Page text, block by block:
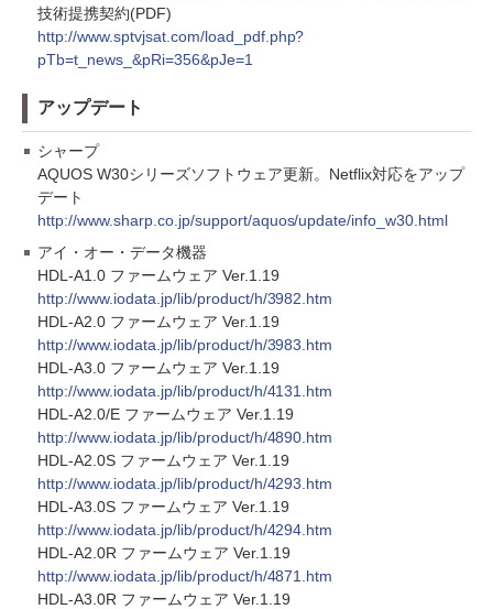
技術提携契約(PDF)
http://www.sptvjsat.com/load_pdf.php?
pTb=t_news_&pRi=356&pJe=1
アップデート
シャープ
AQUOS W30シリーズソフトウェア更新。Netflix対応をアップ
デート
http://www.sharp.co.jp/support/aquos/update/info_w30.html
アイ・オー・データ機器
HDL-A1.0 ファームウェア Ver.1.19
http://www.iodata.jp/lib/product/h/3982.htm
HDL-A2.0 ファームウェア Ver.1.19
http://www.iodata.jp/lib/product/h/3983.htm
HDL-A3.0 ファームウェア Ver.1.19
http://www.iodata.jp/lib/product/h/4131.htm
HDL-A2.0/E ファームウェア Ver.1.19
http://www.iodata.jp/lib/product/h/4890.htm
HDL-A2.0S ファームウェア Ver.1.19
http://www.iodata.jp/lib/product/h/4293.htm
HDL-A3.0S ファームウェア Ver.1.19
http://www.iodata.jp/lib/product/h/4294.htm
HDL-A2.0R ファームウェア Ver.1.19
http://www.iodata.jp/lib/product/h/4871.htm
HDL-A3.0R ファームウェア Ver.1.19